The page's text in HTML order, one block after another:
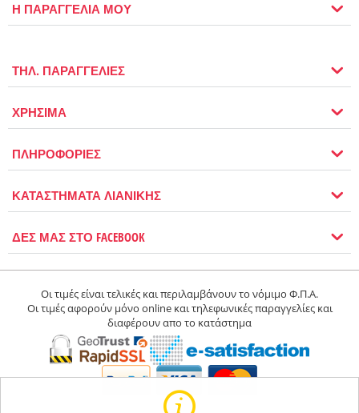
Η ΠΑΡΑΓΓΕΛΙΑ ΜΟΥ
ΤΗΛ. ΠΑΡΑΓΓΕΛΙΕΣ
ΧΡΗΣΙΜΑ
ΠΛΗΡΟΦΟΡΙΕΣ
ΚΑΤΑΣΤΗΜΑΤΑ ΛΙΑΝΙΚΗΣ
ΔΕΣ ΜΑΣ ΣΤΟ FACEBOOK
Οι τιμές είναι τελικές και περιλαμβάνουν το νόμιμο Φ.Π.Α.
Οι τιμές αφορούν μόνο online και τηλεφωνικές παραγγελίες και
διαφέρουν απο το κατάστημα